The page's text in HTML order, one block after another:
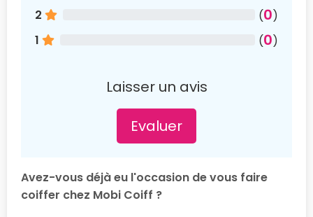
2
(0)
1
(0)
Laisser un avis
Evaluer
Avez-vous déjà eu l'occasion de vous faire
coiffer chez Mobi Coiff ?